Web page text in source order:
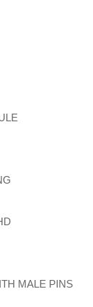
MALE PINS